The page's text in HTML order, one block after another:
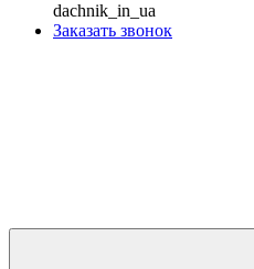
dachnik_in_ua
Заказать звонок